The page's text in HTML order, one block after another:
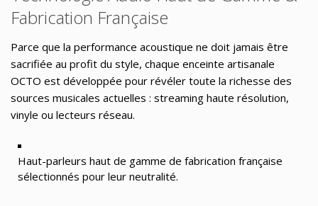
Fabrication Française
Parce que la performance acoustique ne doit jamais être
sacrifiée au profit du style, chaque enceinte artisanale
OCTO est développée pour révéler toute la richesse des
sources musicales actuelles : streaming haute résolution,
vinyle ou lecteurs réseau.
Haut-parleurs haut de gamme de fabrication française
sélectionnés pour leur neutralité.